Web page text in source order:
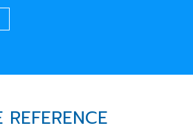
REFERENCE